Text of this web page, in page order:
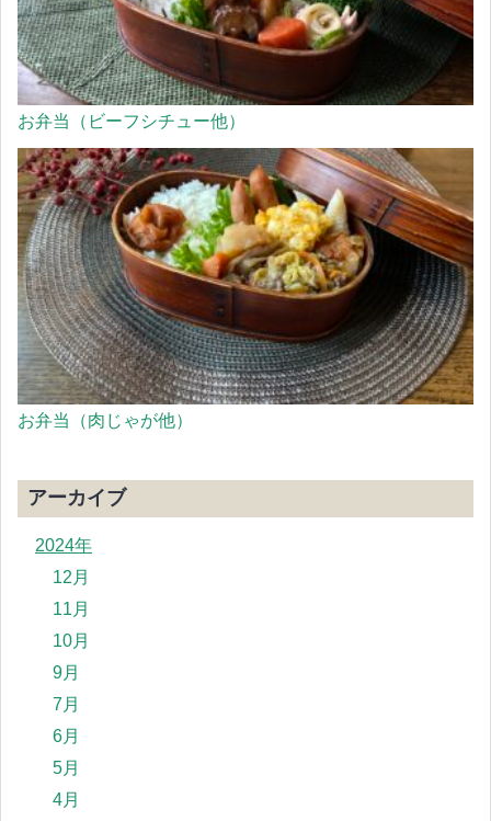
お弁当（ビーフシチュー他）
お弁当（肉じゃが他）
アーカイブ
2024年
12月
11月
10月
9月
7月
6月
5月
4月